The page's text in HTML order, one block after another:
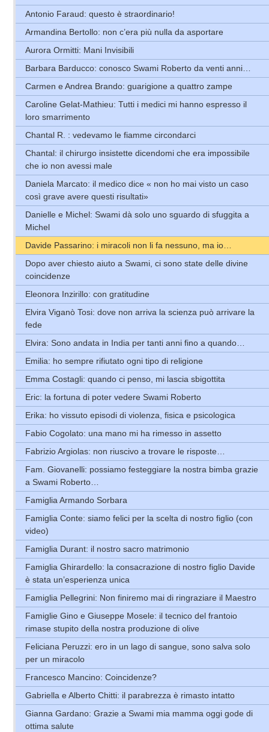
Antonio Faraud: questo è straordinario!
Armandina Bertollo: non c’era più nulla da asportare
Aurora Ormitti: Mani Invisibili
Barbara Barducco: conosco Swami Roberto da venti anni…
Carmen e Andrea Brando: guarigione a quattro zampe
Caroline Gelat-Mathieu: Tutti i medici mi hanno espresso il
loro smarrimento
Chantal R. : vedevamo le fiamme circondarci
Chantal: il chirurgo insistette dicendomi che era impossibile
che io non avessi male
Daniela Marcato: il medico dice « non ho mai visto un caso
così grave avere questi risultati»
Danielle e Michel: Swami dà solo uno sguardo di sfuggita a
Michel
Davide Passarino: i miracoli non li fa nessuno, ma io…
Dopo aver chiesto aiuto a Swami, ci sono state delle divine
coincidenze
Eleonora Inzirillo: con gratitudine
Elvira Viganò Tosi: dove non arriva la scienza può arrivare la
fede
Elvira: Sono andata in India per tanti anni fino a quando…
Emilia: ho sempre rifiutato ogni tipo di religione
Emma Costagli: quando ci penso, mi lascia sbigottita
Eric: la fortuna di poter vedere Swami Roberto
Erika: ho vissuto episodi di violenza, fisica e psicologica
Fabio Cogolato: una mano mi ha rimesso in assetto
Fabrizio Argiolas: non riuscivo a trovare le risposte…
Fam. Giovanelli: possiamo festeggiare la nostra bimba grazie
a Swami Roberto…
Famiglia Armando Sorbara
Famiglia Conte: siamo felici per la scelta di nostro figlio (con
video)
Famiglia Durant: il nostro sacro matrimonio
Famiglia Ghirardello: la consacrazione di nostro figlio Davide
è stata un’esperienza unica
Famiglia Pellegrini: Non finiremo mai di ringraziare il Maestro
Famiglie Gino e Giuseppe Mosele: il tecnico del frantoio
rimase stupito della nostra produzione di olive
Feliciana Peruzzi: ero in un lago di sangue, sono salva solo
per un miracolo
Francesco Mancino: Coincidenze?
Gabriella e Alberto Chitti: il parabrezza è rimasto intatto
Gianna Gardano: Grazie a Swami mia mamma oggi gode di
ottima salute